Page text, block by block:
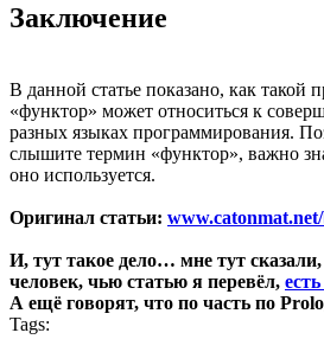
Заключение
В данной статье показано, как такой
«функтор» может относиться к
разных языках программирования.
слышите термин «функтор», важно
оно используется.
Оригинал статьи:
И, тут такое дело… мне тут
человек, чью статью я перевёл,
А ещё говорят, что по часть по
Tags: